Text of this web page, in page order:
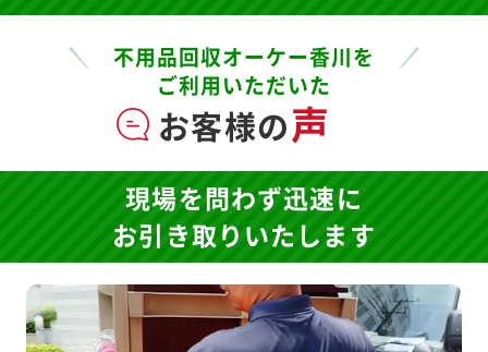
不用品回収オーケー香川を
ご利用いただいた
お客様の声
現場を問わず迅速に
お引き取りいたします